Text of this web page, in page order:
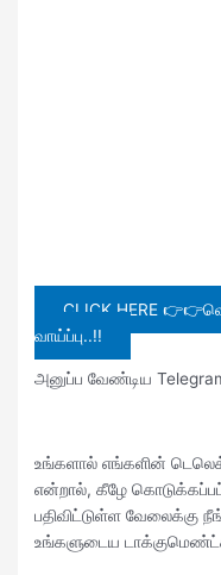
CLICK HERE
வாய்ப்பு..!!
அனுப்ப வேண்டிய
உங்களால் எங்களின்
என்றால், கீழே
பதிவிட்டுள்ள வேலைக்கு
உங்களுடைய